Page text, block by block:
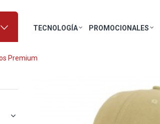
TECNOLOGÍA PROMOCIONALES
Premium